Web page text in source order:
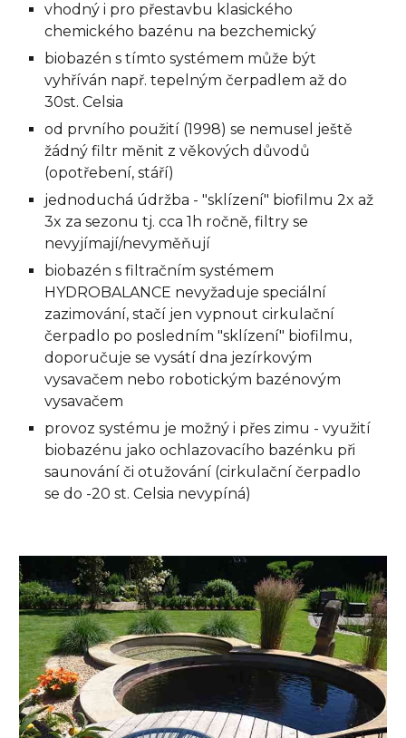
vhodný i pro přestavbu klasického
chemického bazénu na bezchemický
biobazén s tímto systémem může být
vyhříván např. tepelným čerpadlem až do
30st. Celsia
od prvního použití (1998) se nemusel ještě
žádný filtr měnit z věkových důvodů
(opotřebení, stáří)
jednoduchá údržba - "sklízení" biofilmu 2x až
3x za sezonu tj. cca 1h ročně, filtry se
nevyjímají/nevyměňují
biobazén s filtračním systémem
HYDROBALANCE nevyžaduje speciální
zazimování, stačí jen vypnout cirkulační
čerpadlo po posledním "sklízení" biofilmu,
doporučuje se vysátí dna jezírkovým
vysavačem nebo robotickým bazénovým
vysavačem
provoz systému je možný i přes zimu - využití
biobazénu jako ochlazovacího bazénku při
saunování či otužování (cirkulační čerpadlo
se do -20 st. Celsia nevypíná)